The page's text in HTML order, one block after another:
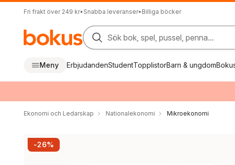
Fri frakt över 249 kr• Snabba leveranser• Billiga böcker
Sök bok, spel, pussel, penna...
Meny ErbjudandenStudentTopplistorBarn & ungdom
Ekonomi och Ledarskap Nationalekonomi Mikroekonomi
-26%